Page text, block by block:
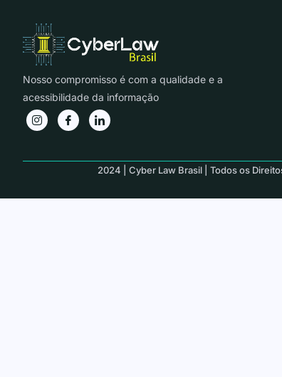
Nosso compromisso é com a qualidade e a
acessibilidade da informação
2024 | Cyber Law Brasil | Todos os